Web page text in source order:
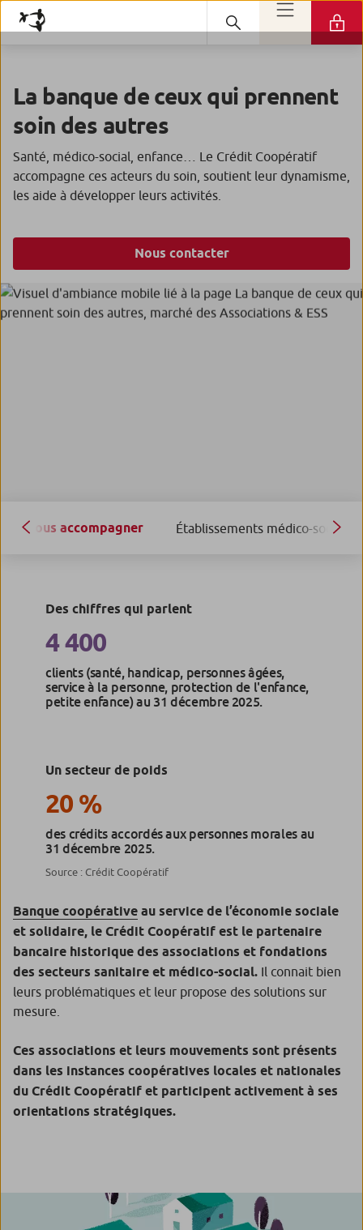
La banque de ceux qui prennent
soin des autres
Santé, médico-social, enfance… Le Crédit Coopératif
accompagne ces acteurs du soin, soutient leur dynamisme,
les aide à développer leurs activités.
Nous contacter
Vous accompagner Établissements médico-sociaux
Des chiffres qui parlent
4 400
clients (santé, handicap, personnes âgées,
service à la personne, protection de l'enfance,
petite enfance) au 31 décembre 2025.
Un secteur de poids
20 %
des crédits accordés aux personnes morales au
31 décembre 2025.
Source : Crédit Coopératif
Banque coopérative au service de l’économie sociale
et solidaire, le Crédit Coopératif est le partenaire
bancaire historique des associations et fondations
des secteurs sanitaire et médico-social. Il connait bien
leurs problématiques et leur propose des solutions sur
mesure.
Ces associations et leurs mouvements sont présents
dans les instances coopératives locales et nationales
du Crédit Coopératif et participent activement à ses
orientations stratégiques.